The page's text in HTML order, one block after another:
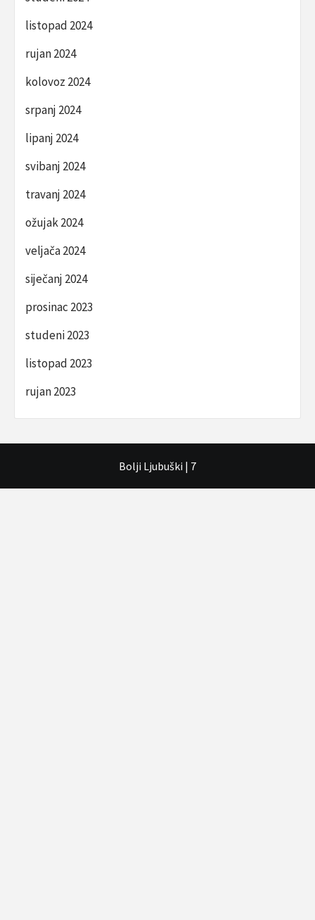
listopad 2024
rujan 2024
kolovoz 2024
srpanj 2024
lipanj 2024
svibanj 2024
travanj 2024
ožujak 2024
veljača 2024
siječanj 2024
prosinac 2023
studeni 2023
listopad 2023
rujan 2023
Bolji Ljubuški | 7